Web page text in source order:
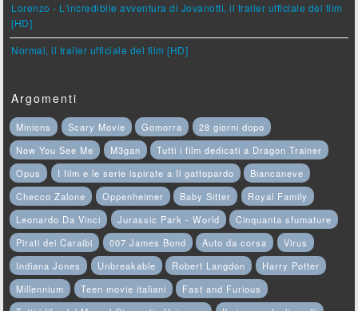
Lorenzo - L'incredibile avventura di Jovanotti, il trailer ufficiale del film
[HD]
Normal, il trailer ufficiale del film [HD]
Argomenti
Minions Scary Movie Gomorra
28 giorni dopo
Now You See Me
M3gan
Tutti i film dedicati a Dragon Trainer
Opus
I film e le serie ispirate a Il gattopardo
Biancaneve
Checco Zalone
Oppenheimer Baby Sitter
Royal Family
Leonardo Da Vinci
Jurassic Park - World
Cinquanta sfumature
Pirati dei Caraibi
007 James Bond Auto da corsa
Virus
Indiana Jones
Unbreakable Robert Langdon
Harry Potter
Millennium
Teen movie italiani
Fast and Furious